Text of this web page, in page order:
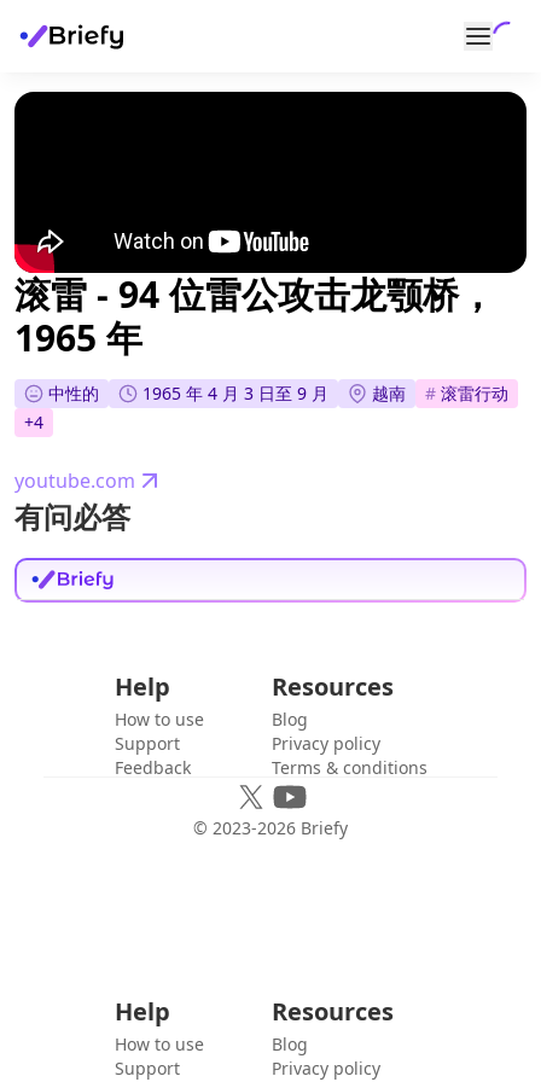
滚雷 - 94 位雷公攻击龙颚桥，
1965 年
中性的 1965 年 4 月 3 日至 9 月 越南 # 滚雷行动
+4
youtube.com
有问必答
Help
How to use
Support
Feedback
Resources
Blog
Privacy policy
Terms & conditions
© 2023-2026 Briefy
Help
How to use
Support
Resources
Blog
Privacy policy